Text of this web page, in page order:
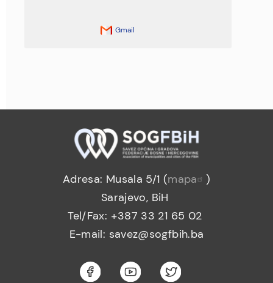
Gmail
Adresa: Musala 5/1 (mapa
)
Sarajevo, BiH
Tel/Fax: +387 33 21 65 02
E-mail: savez@sogfbih.ba